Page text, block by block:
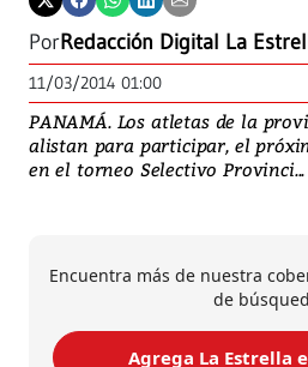
PorRedacción Digital La
11/03/2014 01:00
PANAMÁ. Los atletas de la
alistan para participar, el
en el torneo Selectivo Provinci...
Encuentra más de nuestra
de
Agrega La Estrella